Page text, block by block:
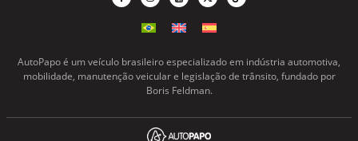
AutoPapo é um veículo brasileiro especializado em indústria automotiva,
mobilidade, manutenção veicular e legislação de trânsito, fundado por
Boris Feldman.